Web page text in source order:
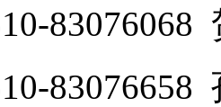
83076068
83076658